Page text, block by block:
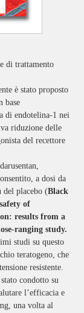
di trattamento
è stato proposto
base
di endotelina-1 nei
riduzione delle
del recettore
a dosi da
placebo (Black
of
results from a
ranging study.
studi su questo
teratogeno, che
resistente.
condotto su
l’efficacia e
una volta al